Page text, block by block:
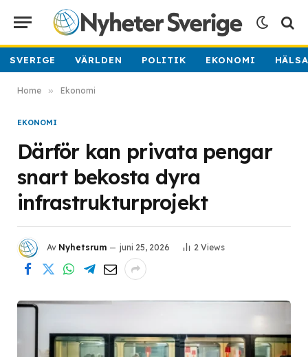
SVERIGE VÄRLDEN POLITIK EKONOMI
Home » Ekonomi
EKONOMI
Därför kan privata pengar
snart bekosta dyra
infrastrukturprojekt
Av Nyhetsrum juni 25, 2026 2 Views